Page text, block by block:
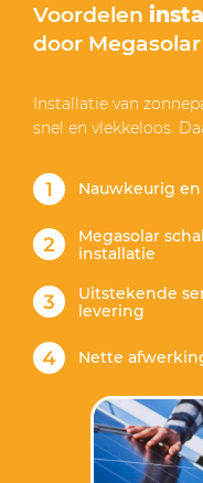
Voordelen
door Megasolar
Installatie van
snel en vlekkeloos.
Nauwkeurig
Megasolar
installatie
Uitstekende
levering
Nette